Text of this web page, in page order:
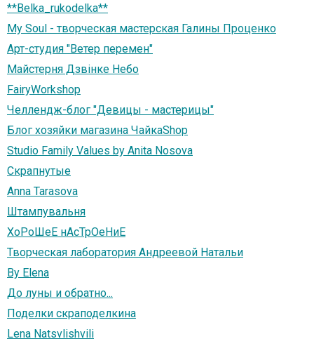
**Belka_rukodelka**
My Soul - творческая мастерская Галины Проценко
Арт-студия "Ветер перемен"
Майстерня Дзвінке Небо
FairyWorkshop
Челлендж-блог "Девицы - мастерицы"
Блог хозяйки магазина ЧайкаShop
Studio Family Values by Anita Nosova
Скрапнутые
Anna Tarasova
Штампувальня
ХоРоШеЕ нАсТрОеНиЕ
Творческая лаборатория Андреевой Натальи
By Elena
До луны и обратно...
Поделки скраподелкина
Lena Natsvlishvili